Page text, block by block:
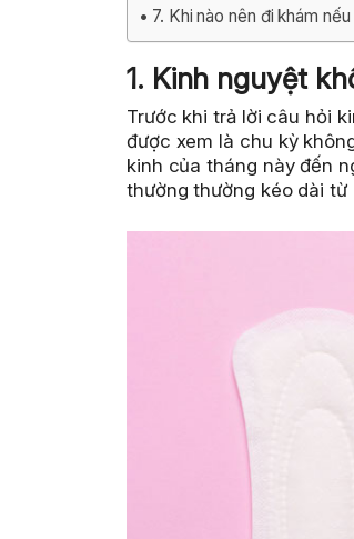
7. Khi nào nên đi khám
1. Kinh nguyệt
Trước khi trả lời câu hỏi
được xem là chu kỳ
kinh của tháng này đến
thường thường kéo dài từ